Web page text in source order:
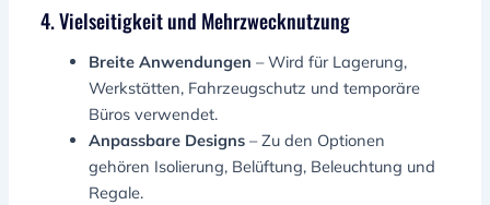
4. Vielseitigkeit und Mehrzwecknutzung
Breite Anwendungen – Wird für Lagerung,
Werkstätten, Fahrzeugschutz und temporäre
Büros verwendet.
Anpassbare Designs – Zu den Optionen
gehören Isolierung, Belüftung, Beleuchtung und
Regale.